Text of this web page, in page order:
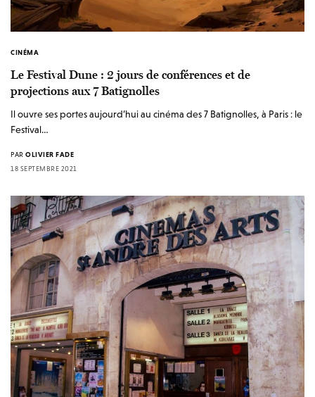
CINÉMA
Le Festival Dune : 2 jours de conférences et de
projections aux 7 Batignolles
Il ouvre ses portes aujourd’hui au cinéma des 7 Batignolles, à Paris : le
Festival…
PAR OLIVIER FADE
18 SEPTEMBRE 2021